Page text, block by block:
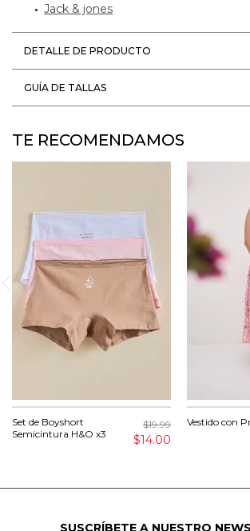
Jack & jones
DETALLE DE PRODUCTO
GUÍA DE TALLAS
TE RECOMENDAMOS
Set de Boyshort
Semicintura H&O x3
$19.99
$14.00
Vestido con
SUSCRÍBETE A NUESTRO